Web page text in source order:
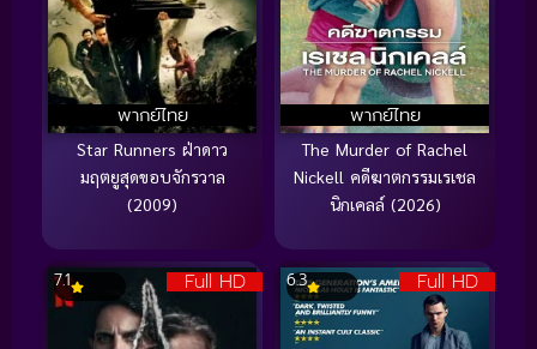
พากย์ไทย
Star Runners ฝ่าดาว
มฤตยูสุดขอบจักรวาล
(2009)
พากย์ไทย
The Murder of Rachel
Nickell คดีฆาตกรรมเรเชล
นิกเคลล์ (2026)
Full HD
7.1 Full HD
6.3